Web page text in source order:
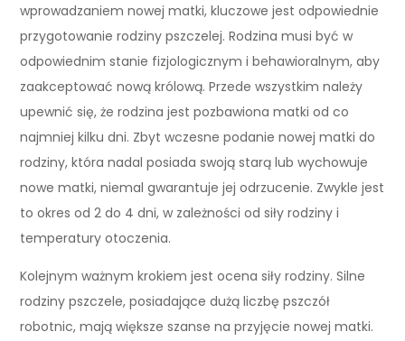
wprowadzaniem nowej matki, kluczowe jest odpowiednie
przygotowanie rodziny pszczelej. Rodzina musi być w
odpowiednim stanie fizjologicznym i behawioralnym, aby
zaakceptować nową królową. Przede wszystkim należy
upewnić się, że rodzina jest pozbawiona matki od co
najmniej kilku dni. Zbyt wczesne podanie nowej matki do
rodziny, która nadal posiada swoją starą lub wychowuje
nowe matki, niemal gwarantuje jej odrzucenie. Zwykle jest
to okres od 2 do 4 dni, w zależności od siły rodziny i
temperatury otoczenia.
Kolejnym ważnym krokiem jest ocena siły rodziny. Silne
rodziny pszczele, posiadające dużą liczbę pszczół
robotnic, mają większe szanse na przyjęcie nowej matki.